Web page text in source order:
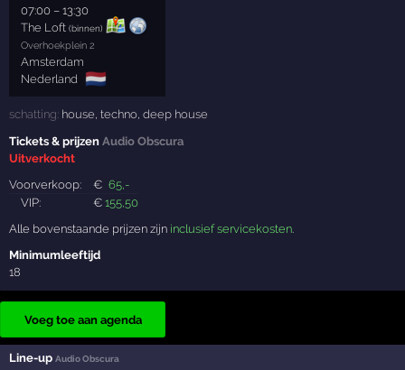
07:00 –13:30
The Loft (binnen)
Overhoekplein 2
Amsterdam
Nederland 🇳🇱
schatting: house,techno,deep house
Tickets & prijzenAudio Obscura
Uitverkocht
Voorverkoop:
€ 65 ,-
VIP:
€155 ,50
Alle bovenstaande prijzen zijn inclusief servicekosten.
Minimumleeftijd
18
Voeg toe aan agenda
Line-upAudio Obscura